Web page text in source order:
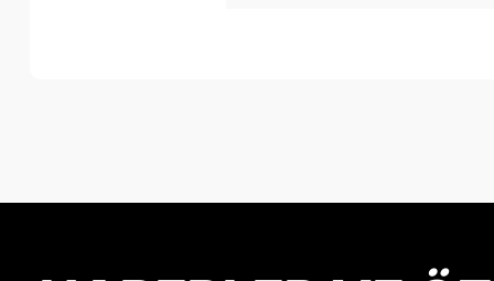
Ürün resmi kalitesiz, bozuk veya görüntülenemiyor.